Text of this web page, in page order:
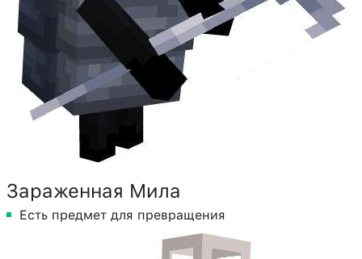
Зараженная Мила
Есть предмет для превращения